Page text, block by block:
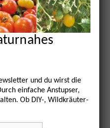
und
Artikeln im
und du wirst die
einfache Anstupser,
Ob DIY-, Wildkräuter-